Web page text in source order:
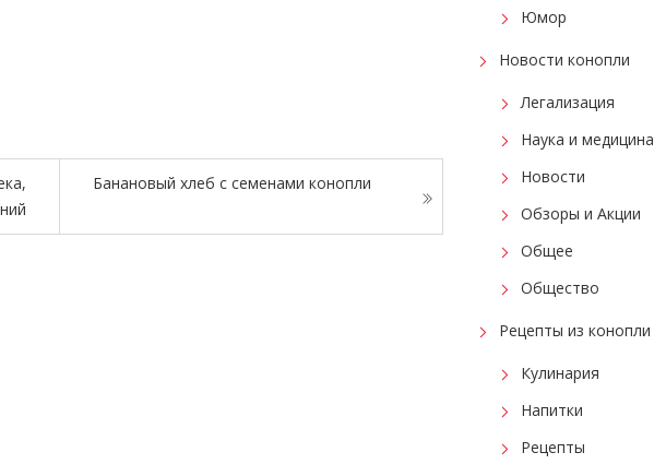
Банановый хлеб с семенами конопли
Юмор
Новости конопли
Легализация
Наука и медицина
Новости
Обзоры и Акции
Общее
Общество
Рецепты из конопли
Кулинария
Напитки
Рецепты